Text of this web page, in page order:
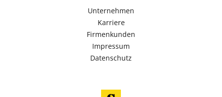
Unternehmen
Karriere
Firmenkunden
Impressum
Datenschutz